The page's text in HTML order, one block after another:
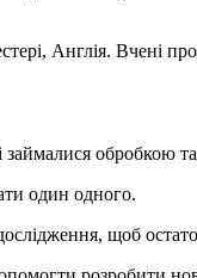
Англія. Вчені
займалися обробкою
один одного.
щоб